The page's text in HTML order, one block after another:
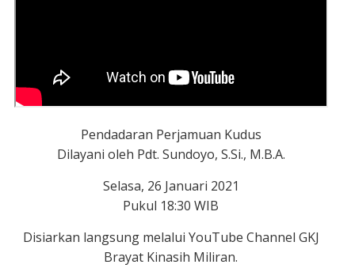
Pendadaran Perjamuan Kudus
Dilayani oleh Pdt. Sundoyo, S.Si., M.B.A.
Selasa, 26 Januari 2021
Pukul 18:30 WIB
Disiarkan langsung melalui YouTube Channel GKJ
Brayat Kinasih Miliran.